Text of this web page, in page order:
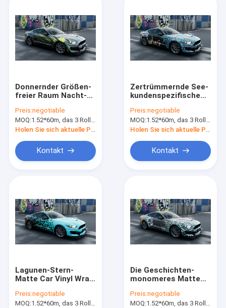
Donnernder Größen-
freier Raum Nacht-
Wraps 1.52*20m oder
gedruckt
Preis:negotiable
MOQ:1.52*60m, das 3 Rollen 1.52*20m bedeutet
Holen Sie sich aktuelle Preis
Kontakt
Zertrümmernde See-
kundenspezifische
Vinylverpackung,
polymerischer Matte
Removable Vinyl
Preis:negotiable
MOQ:1.52*60m, das 3 Rollen 1.52*20m bedeutet
Holen Sie sich aktuelle Preis
Kontakt
Lagunen-Stern-
Matte Car Vinyl Wrap
ändernder Auto-Film
Preis:negotiable
MOQ:1.52*60m, das 3 Rollen 1.52*20m bedeutet
Die Geschichten-
monomeres Matte
der Seeleute Muster
Preis:negotiable
MOQ:1.52*60m, das 3 Rollen 1.52*20m bedeutet